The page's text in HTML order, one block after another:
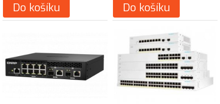
Do košíku Do košíku